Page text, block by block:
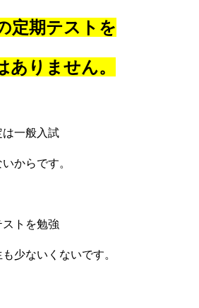
定期テストを
ありません。
一般入試
からです。
トを勉強
少ないくないです。